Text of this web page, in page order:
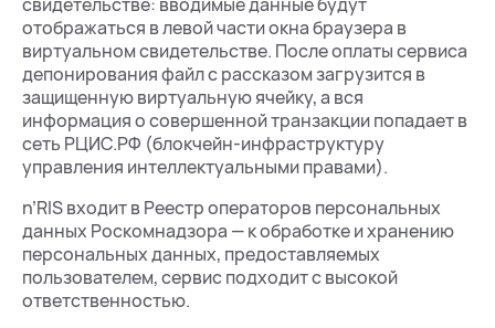
отображаться в левой части окна браузера в
виртуальном свидетельстве. После оплаты сервиса
депонирования файл с рассказом загрузится в
защищенную виртуальную ячейку, а вся
информация о совершенной транзакции попадает в
сеть РЦИС.РФ (блокчейн-инфраструктуру
управления интеллектуальными правами).
n’RIS входит в Реестр операторов персональных
данных Роскомнадзора — к обработке и хранению
персональных данных, предоставляемых
пользователем, сервис подходит с высокой
ответственностью.